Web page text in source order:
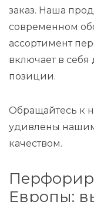
заказ. Наша
современном
ассортимент
включает в
позиции.
Обращайтесь к
удивлены
качеством.
Европы: